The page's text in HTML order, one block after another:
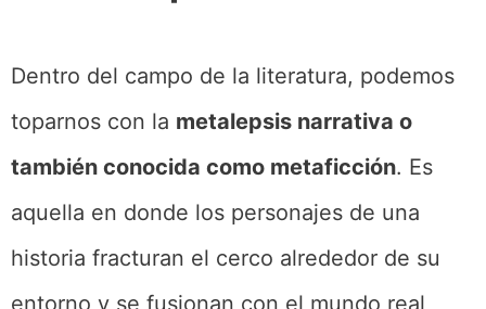
Dentro del campo de la literatura, podemos
toparnos con la metalepsis narrativa o
también conocida como metaficción. Es
aquella en donde los personajes de una
historia fracturan el cerco alrededor de su
entorno y se fusionan con el mundo real